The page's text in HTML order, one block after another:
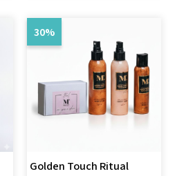
30%
Golden Touch Ritual
price
was:
75.00 KM.
price
is:
52.50 KM.